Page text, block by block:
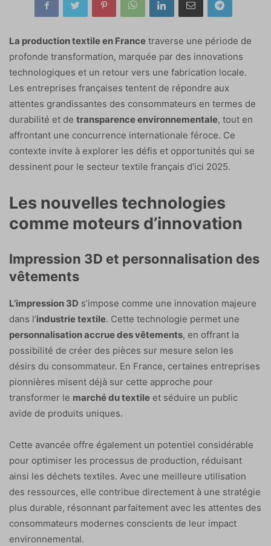
La production textile en France traverse une période de
profonde transformation, marquée par des innovations
technologiques et un retour vers une fabrication locale.
Les entreprises françaises tentent de répondre aux
attentes grandissantes des consommateurs en termes de
durabilité et de transparence environnementale, tout en
affrontant une concurrence internationale féroce. Ce
contexte invite à explorer les défis et opportunités qui se
dessinent pour le secteur textile français d’ici 2025.
Les nouvelles technologies
comme moteurs d’innovation
Impression 3D et personnalisation des
vêtements
L’impression 3D s’impose comme une innovation majeure
dans l’industrie textile. Cette technologie permet une
personnalisation accrue des vêtements, en offrant la
possibilité de créer des pièces sur mesure selon les
désirs du consommateur. En France, certaines entreprises
pionnières misent déjà sur cette approche pour
transformer le marché du textile et séduire un public
avide de produits uniques.
Cette avancée offre également un potentiel considérable
pour optimiser les processus de production, réduisant
ainsi les déchets textiles. Avec une meilleure utilisation
des ressources, elle contribue directement à une stratégie
plus durable, résonnant parfaitement avec les attentes des
consommateurs modernes conscients de leur impact
environnemental.